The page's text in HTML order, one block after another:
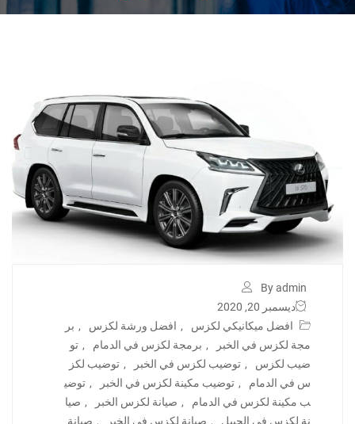
By admin
ديسمبر 20, 2020
افضل ميكانيكي لكزس
, افضل ورشة لكزس , بر
مجة لكزس في الخبر
, برمجة لكزس في الدمام , تو
ضيب لكزس
, توضيب لكزس في الخبر , توضيب لكز
س في الدمام
, توضيب مكينة لكزس في الخبر , توضي
ب مكينة لكزس في الدمام
, صيانة لكزس الخبر , صيا
نة لكزس في الجبيل
, صيانة لكزس في الخبر , صيانة